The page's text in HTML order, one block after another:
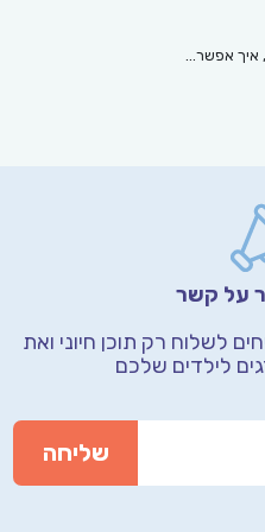
איך אפשר…
על קשר
לשלוח רק תוכן חיוני ואת
לילדים שלכם